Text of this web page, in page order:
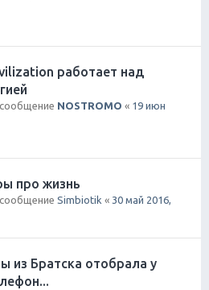
работает над
NOSTROMO « 19 июн
про жизнь
Simbiotik « 30 май 2016,
из Братска отобрала у